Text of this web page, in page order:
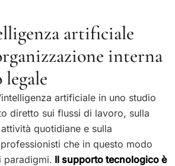
artificiale
interna
artificiale in uno studio
diretto sui flussi di lavoro, sulla
quotidiane e sulla
che in questo modo
paradigmi. Il supporto tecnologico è